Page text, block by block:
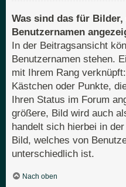
Was sind das für Bilder,
Benutzernamen
In der Beitragsansicht
Benutzernamen stehen.
mit Ihrem Rang
Kästchen oder Punkte,
Ihren Status im Forum
größere, Bild wird auch
handelt sich hierbei in
Bild, welches von
unterschiedlich ist.
Nach oben